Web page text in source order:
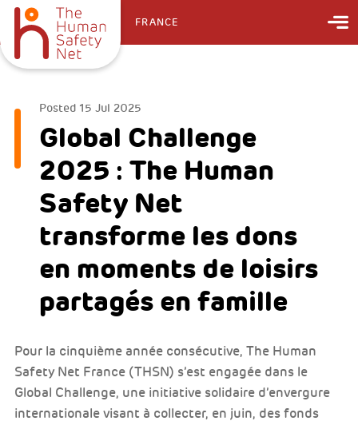
FRANCE
Posted 15 Jul 2025
Global Challenge
2025 : The Human
Safety Net
transforme les dons
en moments de loisirs
partagés en famille
Pour la cinquième année consécutive, The Human
Safety Net France (THSN) s’est engagée dans le
Global Challenge, une initiative solidaire d’envergure
internationale visant à collecter, en juin, des fonds